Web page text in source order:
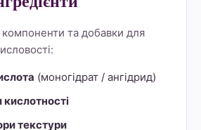
компоненти та добавки для
(моногідрат / ангідрид)
кислотності
текстури